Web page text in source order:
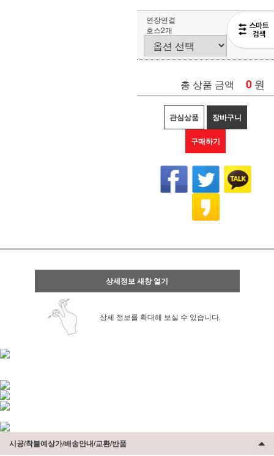
연장연결
호스2개
총 상품 금액 0 원
관심상품 장바구니
구매하기
상세정보 새창 열기
상세 정보를 확대해 보실 수 있습니다.
시공/착불예상가/배송안내/교환/반품